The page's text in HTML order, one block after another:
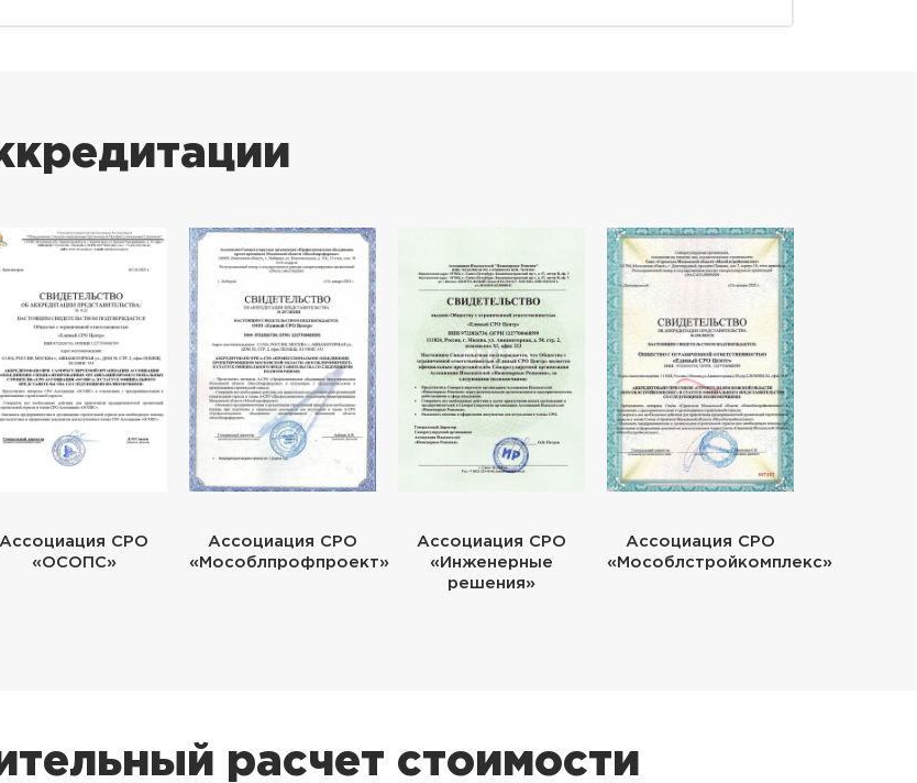
Ассоциация СРО
«ОСОПС»
Ассоциация СРО
«Мособлпрофпроект»
Ассоциация СРО
«Инженерные
решения»
Ассоциация СРО
«Мособлстройкомплекс»
расчет стоимости